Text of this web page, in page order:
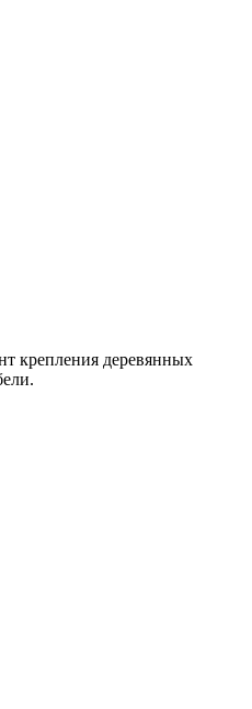
крепления деревянных